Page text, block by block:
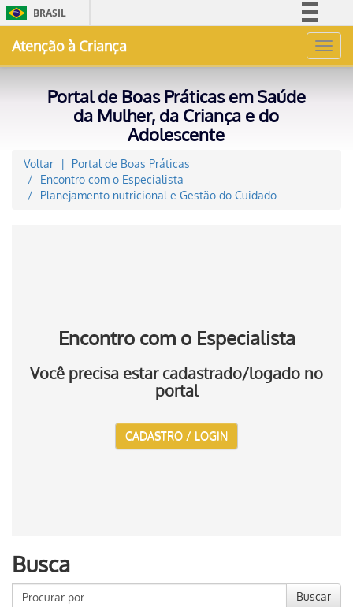
BRASIL
Acesso à informação
Atenção à Criança
Portal de Boas Práticas em Saúde
da Mulher, da Criança e do
Adolescente
Voltar
Portal de Boas Práticas
Encontro com o Especialista
Planejamento nutricional e Gestão do Cuidado
Encontro com o Especialista
Você precisa estar cadastrado/logado no
portal
CADASTRO / LOGIN
Busca
Buscar